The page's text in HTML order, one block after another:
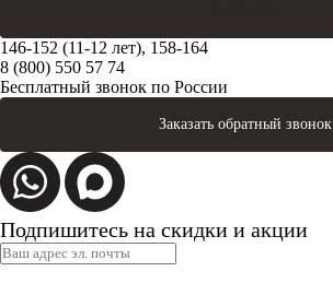
146-152 (11-12 лет), 158-164
8 (800) 550 57 74
Бесплатный звонок по России
Заказать обратный звонок
Подпишитесь на скидки и акции